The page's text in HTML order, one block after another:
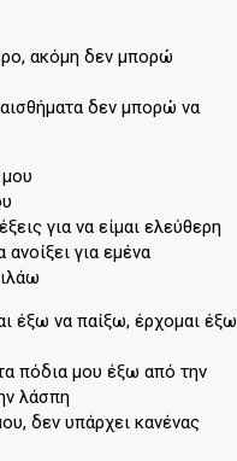
ακόμη δεν μπορώ
δεν μπορώ να
για να είμαι ελεύθερη
για εμένα
έξω να παίξω, έρχομαι έξω
πόδια μου έξω από την
λάσπη
δεν υπάρχει κανένας